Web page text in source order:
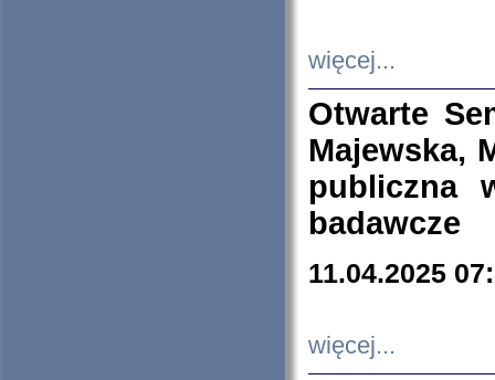
więcej...
Otwarte
Majewska,
publiczna
badawcze
11.04.2025
więcej...